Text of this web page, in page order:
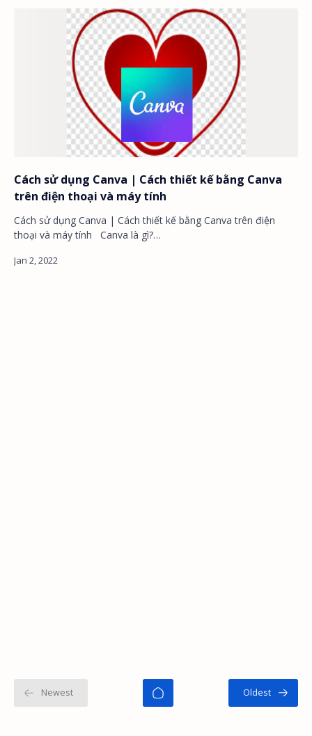
Cách sử dụng Canva | Cách thiết kế bằng Canva
trên điện thoại và máy tính
Cách sử dụng Canva | Cách thiết kế bằng Canva trên điện
thoại và máy tính Canva là gì?…